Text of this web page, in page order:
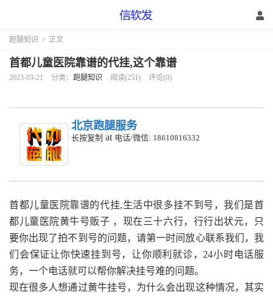
跑腿知识 > 正文
首都儿童医院靠谱的代挂,这个靠谱
2023-03-21 分类： 跑腿知识 阅读(251) 评论(0)
北京跑腿服务
长按复制 at 电话/微信: 18610816332
首都儿童医院靠谱的代挂,生活中很多挂不到号，我们是首
都儿童医院黄牛号贩子 ，现在三十六行，行行出状元，只
要你出现了拍不到号的问题，请第一时间放心联系我们，我
们会保证让你快速挂到号，让你顺利就诊，24小时电话服
务，一个电话就可以帮你解决挂号难的问题。
现在很多人想通过黄牛挂号，为什么会出现这种情况，其实